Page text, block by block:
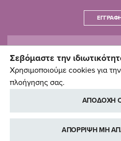
Σεβόμαστε την
Χρησιμοποιούμε cookies για
πλοήγησης σας.
ΑΠΟΔΟΧΗ
ΑΠΟΡΡΙΨΗ ΜΗ